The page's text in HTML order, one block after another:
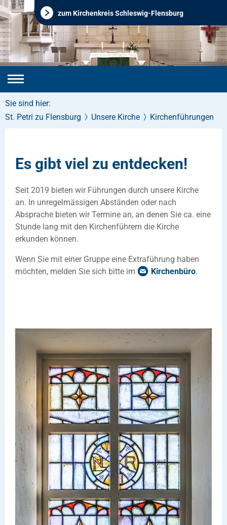
zum Kirchenkreis Schleswig-Flensburg
Sie sind hier:
St. Petri zu Flensburg
Unsere Kirche Kirchenführungen
Es gibt viel zu entdecken!
Seit 2019 bieten wir Führungen durch unsere Kirche
an. In unregelmässigen Abständen oder nach
Absprache bieten wir Termine an, an denen Sie ca. eine
Stunde lang mit den Kirchenführern die Kirche
erkunden können.
Wenn Sie mit einer Gruppe eine Extraführung haben
möchten, melden Sie sich bitte im
Kirchenbüro.